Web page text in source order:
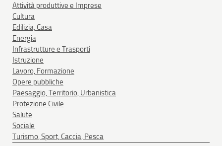
Attività produttive e Imprese
Cultura
Edilizia, Casa
Energia
Infrastrutture e Trasporti
Istruzione
Lavoro, Formazione
Opere pubbliche
Paesaggio, Territorio, Urbanistica
Protezione Civile
Salute
Sociale
Turismo, Sport, Caccia, Pesca